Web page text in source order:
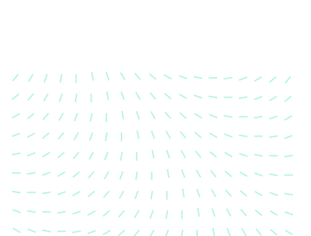
Karosserievermessung
Unsere exakte Karosserievermessung stellt sicher,
dass Ihre Fahrzeugkarosserie nach einem Unfall
wieder in ihren ursprünglichen Zustand gebracht
wird.